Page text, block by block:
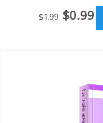
$1.99 $0.99